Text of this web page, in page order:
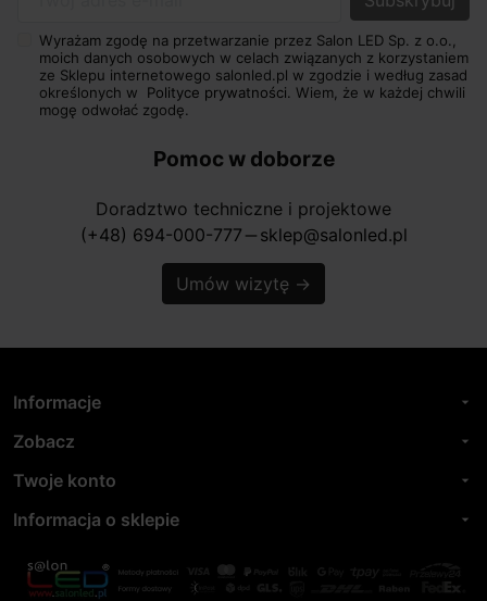
Wyrażam zgodę na przetwarzanie przez Salon LED Sp. z o.o.,
moich danych osobowych w celach związanych z korzystaniem
ze Sklepu internetowego salonled.pl w zgodzie i według zasad
określonych w Polityce prywatności. Wiem, że w każdej chwili
mogę odwołać zgodę.
Pomoc w doborze
Doradztwo techniczne i projektowe
(+48) 694-000-777 horizontal_rule sklep@salonled.pl
Umów wizytę →
Informacje arrow_drop_down
Zobacz arrow_drop_down
Twoje konto arrow_drop_down
Informacja o sklepie arrow_drop_down